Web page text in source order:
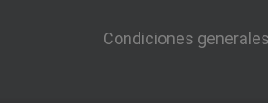
Condiciones